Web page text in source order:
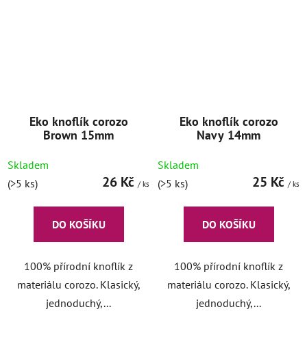
Eko knoflík corozo
Brown 15mm
Skladem
(>5 ks)
26 Kč / ks
DO KOŠÍKU
100% přírodní knoflík z
materiálu corozo. Klasický,
jednoduchý,...
Eko knoflík corozo
Navy 14mm
Skladem
(>5 ks)
25 Kč / ks
DO KOŠÍKU
100% přírodní knoflík z
materiálu corozo. Klasický,
jednoduchý,...